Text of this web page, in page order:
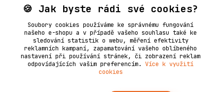
info@renovacekuze.cz
🍪 Jak byste rádi své cookies?
Soubory cookies používáme ke správnému fungování
našeho e-shopu a v případě vašeho souhlasu také ke
sledování statistik o webu, měření efektivity
reklamních kampaní, zapamatování vašeho oblíbeného
nastavení při používání stránek, či zobrazení reklam
odpovídajících vašim preferencím. Více k využití
cookies